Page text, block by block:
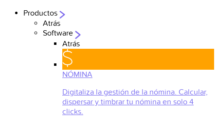
Productos
Atrás
Software
Atrás
NÓMINA
Digitaliza la gestión de la nómina. Calcular,
dispersar y timbrar tu nómina en solo 4
clicks.